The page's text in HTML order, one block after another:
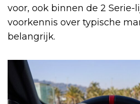
voor, ook binnen de 2
voorkennis over typische
belangrijk.